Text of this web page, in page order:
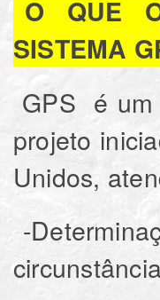
O QUE
SISTEMA
GPS é um
projeto
Unidos,
-